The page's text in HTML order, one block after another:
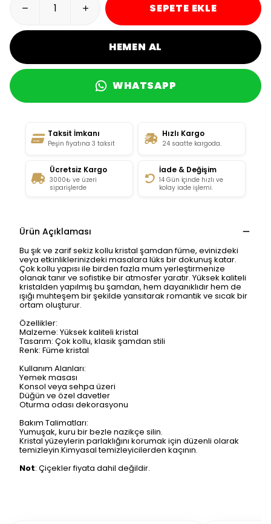
SEPETE EKLE
HEMEN AL
WHATSAPP
Taksit İmkanı
Peşin fiyatına 3 taksit
Hızlı Kargo
24 saatte kargoda.
Ücretsiz Kargo
3000₺ ve üzeri
siparişlerde
İade & Değişim
14 Gün İçinde hızlı ve
kolay iade işlemi.
Ürün Açıklaması
Bu şık ve zarif sekiz kollu kristal şamdan füme, evinizdeki
veya etkinliklerinizdeki masalara lüks bir dokunuş katar.
Çok kollu yapısı ile birden fazla mum yerleştirmenize
olanak tanır ve sofistike bir atmosfer yaratır. Yüksek kaliteli
kristalden yapılmış bu şamdan, hem dayanıklıdır hem de
ışığı muhteşem bir şekilde yansıtarak romantik ve sıcak bir
ortam oluşturur.
Özellikler:
Malzeme: Yüksek kaliteli kristal
Tasarım: Çok kollu, klasik şamdan stili
Renk: Füme kristal
Kullanım Alanları:
Yemek masası
Konsol veya sehpa üzeri
Düğün ve özel davetler
Oturma odası dekorasyonu
Bakım Talimatları:
Yumuşak, kuru bir bezle nazikçe silin.
Kristal yüzeylerin parlaklığını korumak için düzenli olarak
temizleyin.Kimyasal temizleyicilerden kaçının.
Not: Çiçekler fiyata dahil değildir.